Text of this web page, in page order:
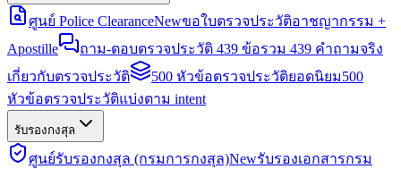
ศูนย์ Police ClearanceNewขอใบตรวจประวัติอาชญากรรม +
Apostille
ถาม-ตอบตรวจประวัติ 439 ข้อรวม 439 คำถามจริง
เกี่ยวกับตรวจประวัติ
500 หัวข้อตรวจประวัติยอดนิยม500
หัวข้อตรวจประวัติแบ่งตาม intent
รับรองกงสุล
ศูนย์รับรองกงสุล (กรมการกงสุล)Newรับรองเอกสารกรม